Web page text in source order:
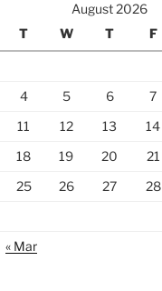
August 2026
T W T F
4 5 6 7
11 12 13 14
18 19 20 21
25 26 27 28
« Mar